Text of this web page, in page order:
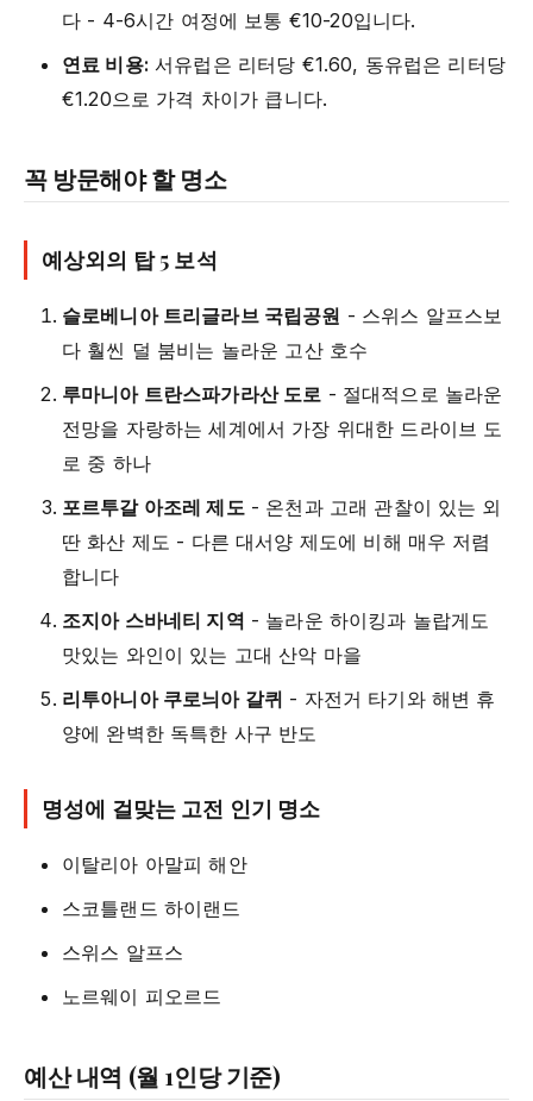
다 - 4-6시간 여정에 보통 €10-20입니다.
연료 비용: 서유럽은 리터당 €1.60, 동유럽은 리터당
€1.20으로 가격 차이가 큽니다.
꼭 방문해야 할 명소
예상외의 탑 5 보석
슬로베니아 트리글라브 국립공원 - 스위스 알프스보
다 훨씬 덜 붐비는 놀라운 고산 호수
루마니아 트란스파가라산 도로 - 절대적으로 놀라운
전망을 자랑하는 세계에서 가장 위대한 드라이브 도
로 중 하나
포르투갈 아조레 제도- 온천과 고래 관찰이 있는 외
딴 화산 제도 - 다른 대서양 제도에 비해 매우 저렴
합니다
조지아 스바네티 지역 - 놀라운 하이킹과 놀랍게도
맛있는 와인이 있는 고대 산악 마을
리투아니아 쿠로늬아 갈퀴 - 자전거 타기와 해변 휴
양에 완벽한 독특한 사구 반도
명성에 걸맞는 고전 인기 명소
이탈리아 아말피 해안
스코틀랜드 하이랜드
스위스 알프스
노르웨이 피오르드
예산 내역 (월 1인당 기준)